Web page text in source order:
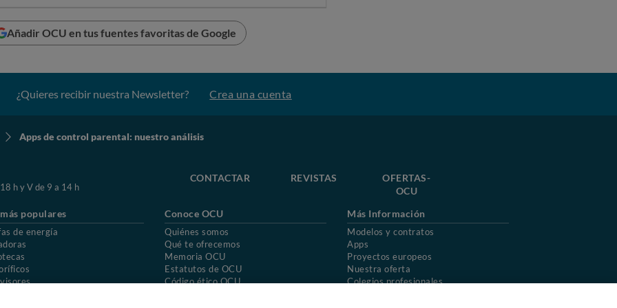
Añadir OCU en tus fuentes favoritas de Google
¿Quieres recibir nuestra Newsletter? Crea una cuenta
Apps de control parental: nuestro análisis
h y V de 9 a 14 h
CONTACTAR REVISTAS
OFERTAS-
OCU
populares
de energía
Conoce OCU
Quiénes somos
Qué te ofrecemos
Memoria OCU
Estatutos de OCU
Código ético OCU
Más Información
Modelos y contratos
Apps
Proyectos europeos
Nuestra oferta
Colegios profesionales